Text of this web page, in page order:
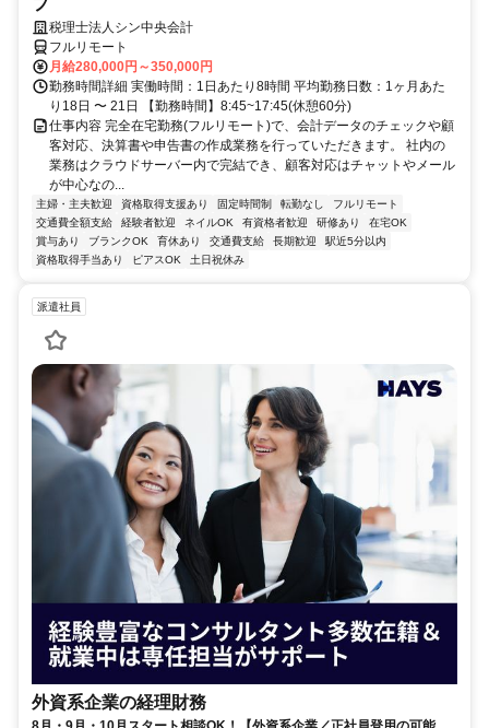
フ
税理士法人シン中央会計
フルリモート
月給280,000円～350,000円
勤務時間詳細 実働時間：1日あたり8時間 平均勤務日数：1ヶ月あた
り18日 〜 21日 【勤務時間】8:45~17:45(休憩60分)
仕事内容 完全在宅勤務(フルリモート)で、会計データのチェックや顧
客対応、決算書や申告書の作成業務を行っていただきます。 社内の
業務はクラウドサーバー内で完結でき、顧客対応はチャットやメール
が中心なの...
主婦・主夫歓迎 資格取得支援あり 固定時間制 転勤なし
フルリモート
交通費全額支給
経験者歓迎 ネイルOK 有資格者歓迎 研修あり
在宅OK
賞与あり
ブランクOK 育休あり 交通費支給 長期歓迎
駅近5分以内
資格取得手当あり
ピアスOK 土日祝休み
派遣社員
外資系企業の経理財務